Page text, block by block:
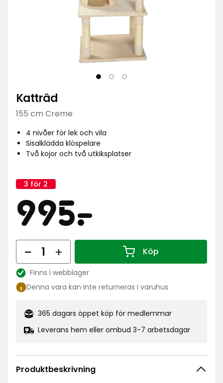
Katträd
155 cm Creme
4 nivåer för lek och vila
Sisalklädda klöspelare
Två kojor och två utkiksplatser
Kampanj
3 för 2
Pris
995-
.
kr
Antal Köp
Antal 1
Lagersaldo:
Finns i webblager
Denna vara kan inte returneras i varuhus
365 dagars öppet köp för medlemmar
Leverans hem eller ombud 3-7 arbetsdagar
Produktbeskrivning